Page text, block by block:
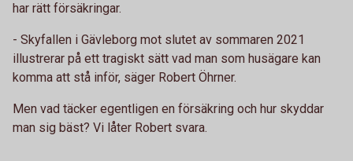
har rätt försäkringar.
- Skyfallen i Gävleborg mot slutet av sommaren 2021
illustrerar på ett tragiskt sätt vad man som husägare kan
komma att stå inför, säger Robert Öhrner.
Men vad täcker egentligen en försäkring och hur skyddar
man sig bäst? Vi låter Robert svara.